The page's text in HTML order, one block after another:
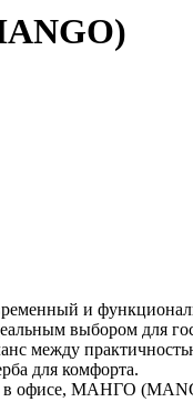
и
выбором для
для комфорта.
офисе, МАНГО